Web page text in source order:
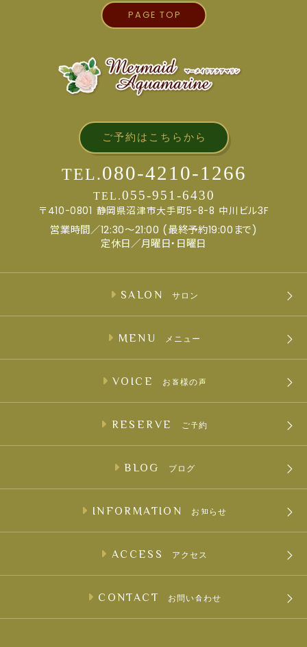
PAGE TOP
ご予約はこちらから
TEL.080-4210-1266
TEL.055-951-6430
〒410-0801 静岡県沼津市大手町5-8-8 中川ビル3F
営業時間／12:30～21:00 (最終予約19:00まで)
定休日／月曜日・日曜日
SALON サロン
MENU メニュー
VOICE お客様の声
RESERVE ご予約
BLOG ブログ
INFORMATION お知らせ
ACCESS アクセス
CONTACT お問い合わせ